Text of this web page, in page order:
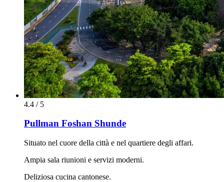
4.4 / 5
Pullman Foshan Shunde
Situato nel cuore della città e nel quartiere degli affari.
Ampia sala riunioni e servizi moderni.
Deliziosa cucina cantonese.